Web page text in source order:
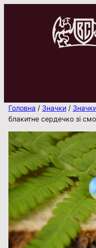
Головна / Значки/
блакитне сердечко зі